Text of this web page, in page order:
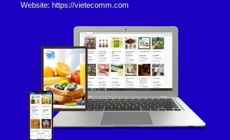
Website: https://vietecomm.com